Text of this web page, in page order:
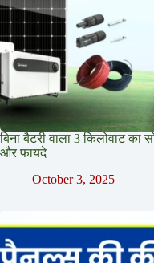
बिना बैटरी वाला 3 किलोवाट
और फायदे
October 3, 2025